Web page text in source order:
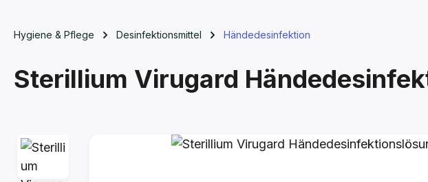
Hygiene & Pflege Desinfektionsmittel Händedesinfektion
Sterillium Virugard
Bildergalerie überspringen